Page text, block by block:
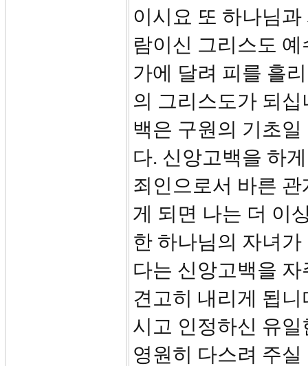
이시요 또 하나님
람이신 그리스도
가에 달려 피를 흘
의 그리스도가 되십
백은 구원의 기초
다. 신앙고백을 하
죄인으로서 바른
게 되면 나는 더 이
한 하나님의 자녀
다는 신앙고백을
견고히 내리게 됩
시고 인정하신 유
영원히 다스려 주